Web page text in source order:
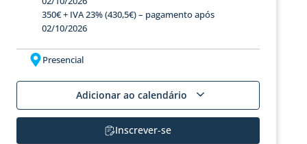
350€ + IVA 23% (430,5€) – pagamento após
02/10/2026
Presencial
Adicionar ao calendário
Inscrever-se